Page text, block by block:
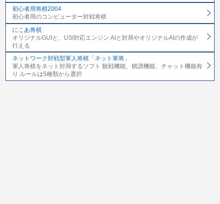
初心者用将棋2004
初心者用のコンピューター対戦将棋
にこあ将棋
オリジナルGUIと、USI対応エンジン AIと対局やオリジナルAIの作成が
行える
ネットワーク対戦型軍人将棋「ネット軍将」
軍人将棋をネット対局するソフト 観戦機能、棋譜機能、チャット機能有
り ルールは5種類から選択